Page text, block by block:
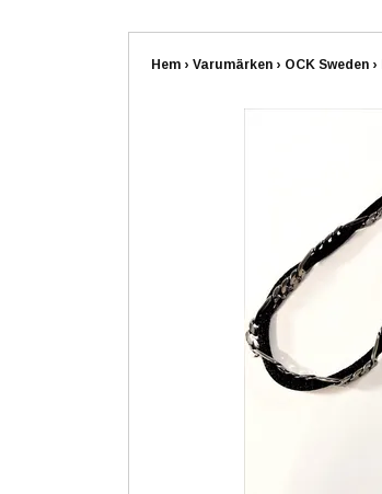
Hem › Varumärken › OCK Sweden ›